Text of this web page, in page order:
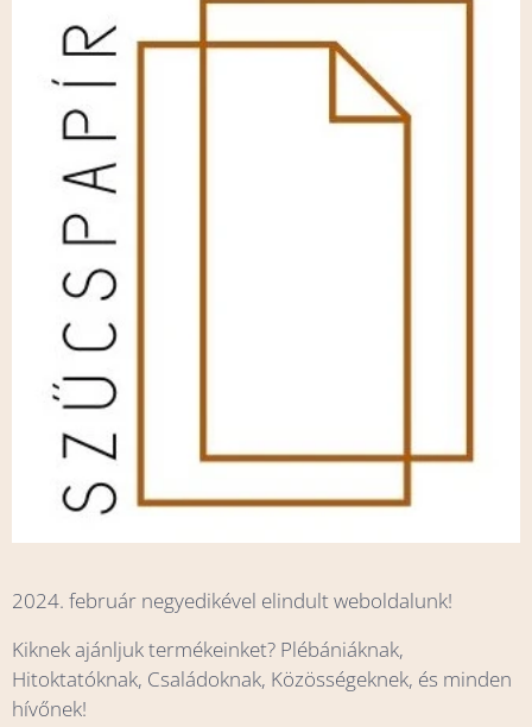
2024. február negyedikével elindult weboldalunk!
Kiknek ajánljuk termékeinket? Plébániáknak,
Hitoktatóknak, Családoknak, Közösségeknek, és minden
hívőnek!